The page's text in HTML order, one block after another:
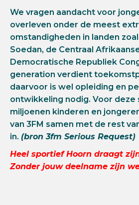
We vragen aandacht voor
overleven onder de meest
omstandigheden in landen
Soedan, de Centraal
Democratische Republiek
generation verdient
daarvoor is wel opleiding en
ontwikkeling nodig. Voor deze
miljoenen kinderen en
van 3FM samen met de rest
in. (bron 3fm Serious Request)
Heel sportief Hoorn draagt
Zonder jouw deelname zijn